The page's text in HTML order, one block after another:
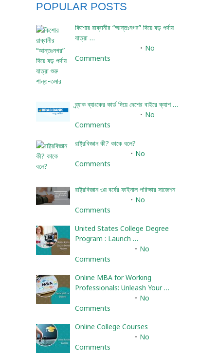
POPULAR POSTS
কিশোর রাব্বানীর “আন্তঃনগর” দিয়ে বড় পর্দায়
যাত্রা …
No
Comments
ব্র্যাক ব্যাংকের কার্ড দিয়ে দেশের বাইরে ক্যাশ …
No
Comments
রাষ্ট্রবিজ্ঞান কী? কাকে বলে?
No
Comments
রাষ্ট্রবিজ্ঞান ৩য় বর্ষের ফাইনাল পরিক্ষার সাজেশন
No
Comments
United States College Degree
Program : Launch …
No
Comments
Online MBA for Working
Professionals: Unleash Your …
No
Comments
Online College Courses
No
Comments